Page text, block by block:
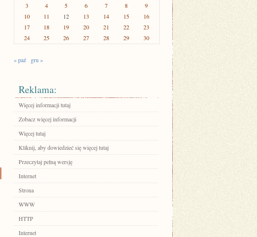
3
4 5 6 7 8
9
10
11 12 13 14 15
16
17
18 19 20 21 22
23
24
25 26 27 28 29 30
« paź gru »
Reklama:
Więcej informacji tutaj
Zobacz więcej informacji
Więcej tutaj
Kliknij, aby dowiedzieć się więcej tutaj
Przeczytaj pełną wersję
Internet
Strona
WWW
HTTP
Internet